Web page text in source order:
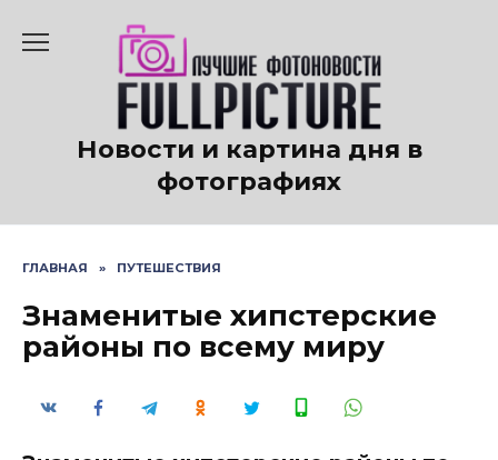
содержанию
Новости и картина дня в
фотографиях
ГЛАВНАЯ » ПУТЕШЕСТВИЯ
Знаменитые хипстерские
районы по всему миру